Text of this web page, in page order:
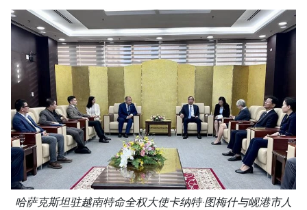
哈萨克斯坦驻越南特命全权大使卡纳特·图梅什与岘港市人